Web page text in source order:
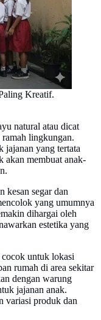
Kreatif.
natural atau dicat
ramah lingkungan.
jajanan yang tertata
akan membuat anak-
kesan segar dan
yang umumnya
dihargai oleh
estetika yang
untuk lokasi
rumah di area sekitar
dengan warung
jajanan anak.
variasi produk dan